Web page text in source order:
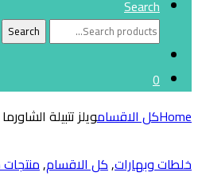
Search
Search
Search
0
Homeكل الاقسامويلز تتبيلة
خلطات وبهارات,كل الاقسام,